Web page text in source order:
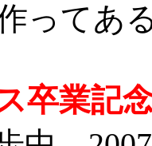
ってあ
卒業記